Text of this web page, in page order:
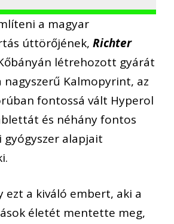
a magyar
úttörőjének, Richter
létrehozott gyárát
nagyszerű Kalmopyrint, az
fontossá vált Hyperol
és néhány fontos
gyógyszer alapjait
ezt a kiváló embert, aki a
életét mentette meg,